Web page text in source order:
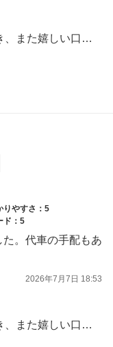
この度は楽天車検をご利用いただき、また嬉しい口コミをありがとうございます。良心的な価格と感じていただけたことを大変嬉しく思います。今後も安心してご利用いただけるよう、適正な価格と丁寧なサービスの提供に努めてまいります。またのご利用をスタッフ一同心よりお待ちしております。
りやすさ：5
ド：5
。代車の手配もあ
2026年7月7日 18:53
この度は楽天車検をご利用いただき、また嬉しい口コミをありがとうございます。スタッフの対応や代車サービスにご満足いただけたようで大変嬉しく思います。今後も親切・丁寧な対応を心がけ、安心してご利用いただけるサービスを提供してまいります。またのご利用をスタッフ一同心よりお待ちしております。